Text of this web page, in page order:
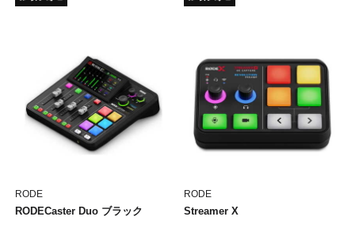
RODE
RODECaster Duo ブラック
RODE
Streamer X